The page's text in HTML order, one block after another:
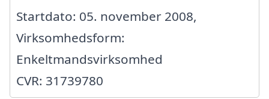
Startdato: 05. november 2008,
Virksomhedsform:
Enkeltmandsvirksomhed
CVR: 31739780